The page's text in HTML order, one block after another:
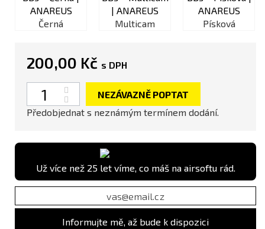
Černá Multicam Písková
200,00 Kč s DPH
Počet
NEZÁVAZNĚ POPTAT
Předobjednat s neznámým termínem dodání.
Už více než 25 let víme, co máš na airsoftu rád.
Informujte mě, až bude k dispozici